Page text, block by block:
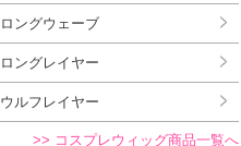
ロングウェーブ
ロングレイヤー
ウルフレイヤー
>> コスプレウィッグ商品一覧へ